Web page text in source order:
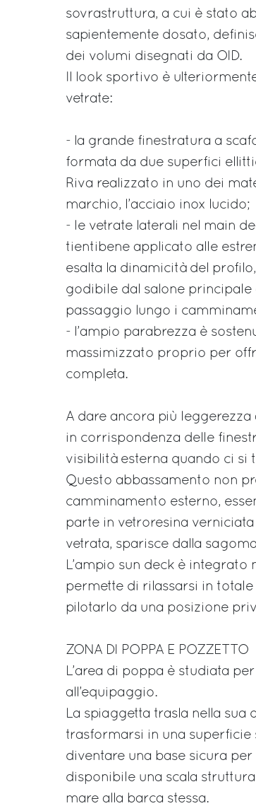
sovrastruttura, a cui è stato
sapientemente dosato,
dei volumi disegnati da OID.
Il look sportivo è
vetrate:
- la grande finestratura a
formata da due superfici
Riva realizzato in uno dei
marchio, l’acciaio inox lucido;
- le vetrate laterali nel main
tientibene applicato alle
esalta la dinamicità del
godibile dal salone principale
passaggio lungo i
- l’ampio parabrezza è
massimizzato proprio per
completa.
A dare ancora più leggerezza
in corrispondenza delle
visibilità esterna quando ci si
Questo abbassamento non
camminamento esterno,
parte in vetroresina verniciata
vetrata, sparisce dalla
L’ampio sun deck è
permette di rilassarsi in
pilotarlo da una posizione
ZONA DI POPPA E POZZETTO
L’area di poppa è studiata
all’equipaggio.
La spiaggetta trasla nella sua
trasformarsi in una superficie
diventare una base sicura per
disponibile una scala
mare alla barca stessa.